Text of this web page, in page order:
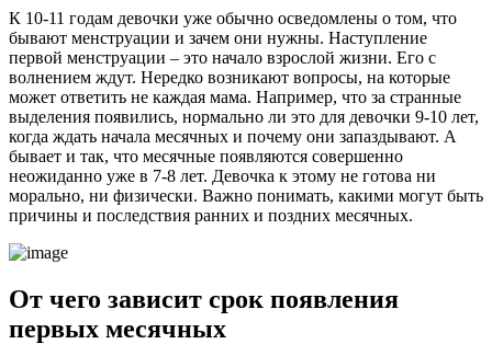
К 10-11 годам девочки уже обычно осведомлены о том, что
бывают менструации и зачем они нужны. Наступление
первой менструации – это начало взрослой жизни. Его с
волнением ждут. Нередко возникают вопросы, на которые
может ответить не каждая мама. Например, что за странные
выделения появились, нормально ли это для девочки 9-10 лет,
когда ждать начала месячных и почему они запаздывают. А
бывает и так, что месячные появляются совершенно
неожиданно уже в 7-8 лет. Девочка к этому не готова ни
морально, ни физически. Важно понимать, какими могут быть
причины и последствия ранних и поздних месячных.
От чего зависит срок появления
первых месячных